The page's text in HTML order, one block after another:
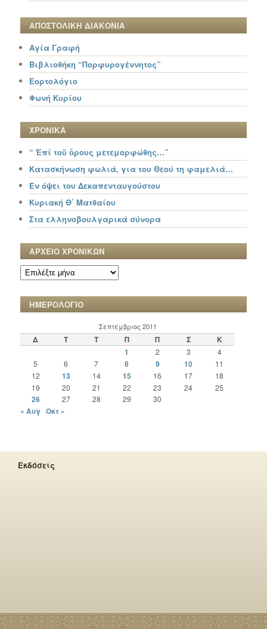
ΑΠΟΣΤΟΛΙΚΗ ΔΙΑΚΟΝΙΑ
Αγία Γραφή
Βιβλιοθήκη “Πορφυρογέννητος”
Εορτολόγιο
Φωνή Κυρίου
ΧΡΟΝΙΚΑ
“ Ἐπί τοῦ ὄρους μετεμορφώθης…”
Κατασκήνωση φωλιά, για του Θεού τη φαμελιά…
Εν όψει του Δεκαπενταυγούστου
Κυριακή Θ΄ Ματθαίου
Στα ελληνοβουλγαρικά σύνορα
ΑΡΧΕΙΟ ΧΡΟΝΙΚΩΝ
ΑΡΧΕΙΟ
ΧΡΟΝΙΚΩΝ
ΗΜΕΡΟΛΟΓΙΟ
Σεπτέμβριος 2011
Δ Τ Τ Π Π Σ
Κ
1
2 3
4
5
6 7 8 9 10
11
12
13 14 15 16 17
18
19
20 21 22 23 24 25
26 27 28 29 30
« Αυγ Οκτ »
Εκδόσεις